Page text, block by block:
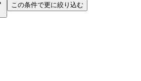
この条件で更に絞り込む